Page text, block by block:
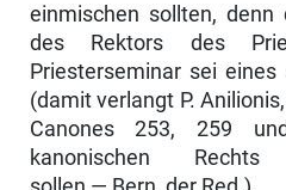
einmischen sollten,
des Rektors des
Priesterseminar sei
(damit verlangt P.
Canones 253, 259
kanonischen